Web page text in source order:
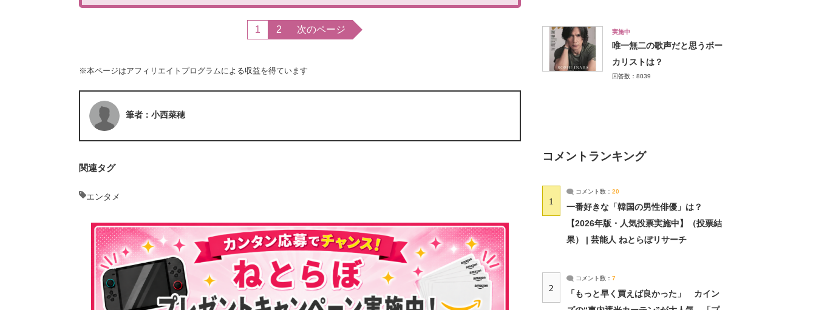
1 2 次のページ
※本ページはアフィリエイトプログラムによる収益を得ています
筆者：小西菜穂
関連タグ
エンタメ
実施中
唯一無二の歌声だと思うボー
カリストは？
回答数：8039
コメントランキング
1
コメント数： 20
一番好きな「韓国の男性俳優」は？
【2026年版・人気投票実施中】（投票結
果） | 芸能人 ねとらぼリサーチ
2
コメント数： 7
「もっと早く買えば良かった」 カイン